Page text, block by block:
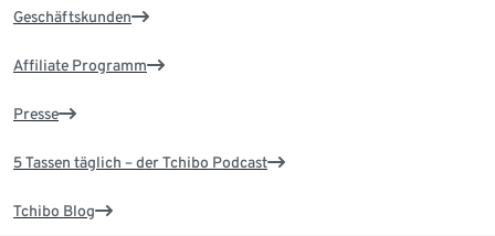
Geschäftskunden
Affiliate Programm
Presse
5 Tassen täglich – der Tchibo Podcast
Tchibo Blog